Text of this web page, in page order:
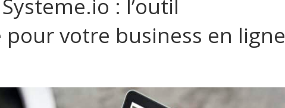
: l’outil
votre business en ligne